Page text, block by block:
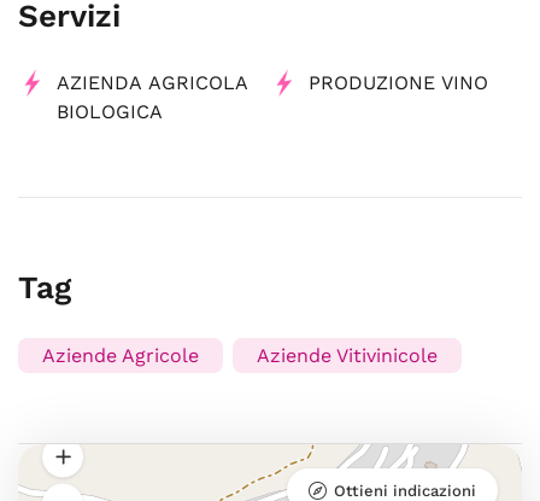
Servizi
AZIENDA AGRICOLA
BIOLOGICA
PRODUZIONE VINO
Tag
Aziende Agricole Aziende Vitivinicole
Ottieni indicazioni